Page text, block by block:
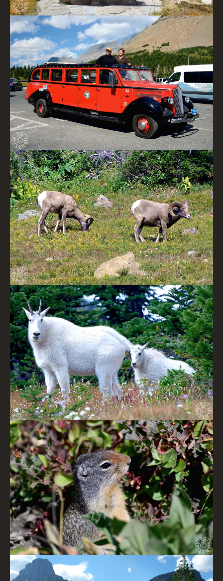
Red bus shuttle
Dickhornschafe
Schneeziege mit Nachwuchs
Neugieriges Streifenh�rnchen